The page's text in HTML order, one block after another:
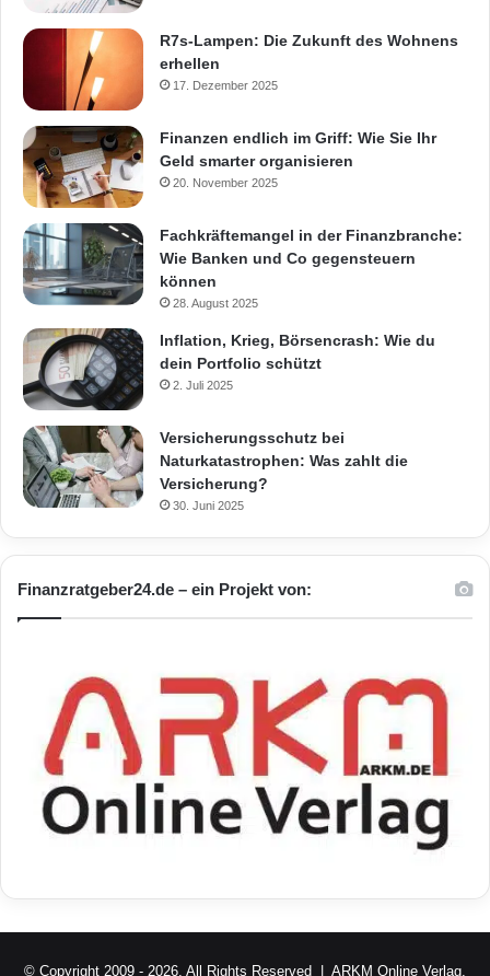
R7s-Lampen: Die Zukunft des Wohnens
erhellen
17. Dezember 2025
Finanzen endlich im Griff: Wie Sie Ihr
Geld smarter organisieren
20. November 2025
Fachkräftemangel in der Finanzbranche:
Wie Banken und Co gegensteuern
können
28. August 2025
Inflation, Krieg, Börsencrash: Wie du
dein Portfolio schützt
2. Juli 2025
Versicherungsschutz bei
Naturkatastrophen: Was zahlt die
Versicherung?
30. Juni 2025
Finanzratgeber24.de – ein Projekt von:
© Copyright 2009 - 2026, All Rights Reserved | ARKM Online Verlag,